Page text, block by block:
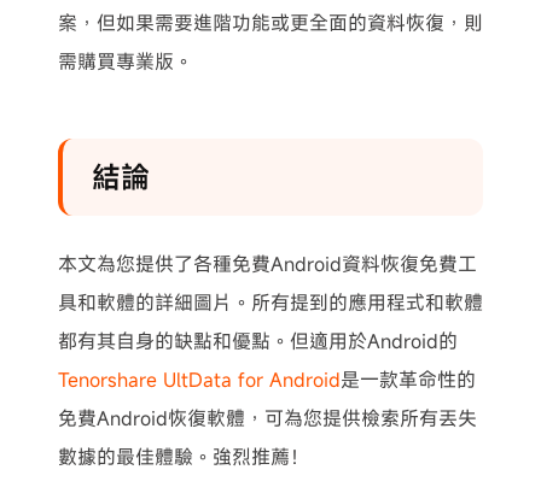
案，但如果需要進階功能或更全面的資料恢復，則
需購買專業版。
結論
本文為您提供了各種免費Android資料恢復免費工
具和軟體的詳細圖片。所有提到的應用程式和軟體
都有其自身的缺點和優點。但適用於Android的
Tenorshare UltData for Android是一款革命性的
免費Android恢復軟體，可為您提供檢索所有丟失
數據的最佳體驗。強烈推薦！